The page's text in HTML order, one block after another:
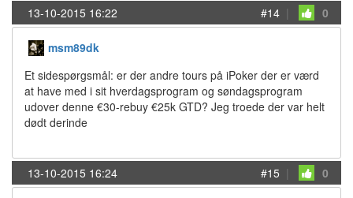
13-10-2015 16:22 #14 | 0
msm89dk
Et sidespørgsmål: er der andre tours på iPoker der er værd
at have med i sit hverdagsprogram og søndagsprogram
udover denne €30-rebuy €25k GTD? Jeg troede der var helt
dødt derinde
13-10-2015 16:24 #15 | 0